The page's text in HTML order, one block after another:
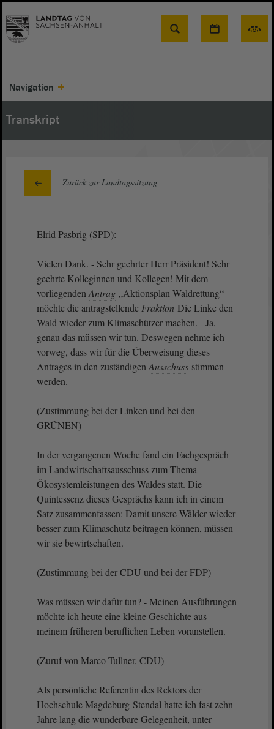
Suche
Navigation
Transkript
Zurück zur Landtagssitzung
Elrid Pasbrig (SPD):
Vielen Dank. - Sehr geehrter Herr Präsident! Sehr
geehrte Kolleginnen und Kollegen! Mit dem
vorliegenden Antrag „Aktionsplan Waldrettung“
möchte die antragstellende Fraktion Die Linke den
Wald wieder zum Klimaschützer machen. - Ja,
genau das müssen wir tun. Deswegen nehme ich
vorweg, dass wir für die Überweisung dieses
Antrages in den zuständigen Ausschuss stimmen
werden.
(Zustimmung bei der Linken und bei den
GRÜNEN)
In der vergangenen Woche fand ein Fachgespräch
im Landwirtschaftsausschuss zum Thema
Ökosystemleistungen des Waldes statt. Die
Quintessenz dieses Gesprächs kann ich in einem
Satz zusammenfassen: Damit unsere Wälder wieder
besser zum Klimaschutz beitragen können, müssen
wir sie bewirtschaften.
(Zustimmung bei der CDU und bei der FDP)
Was müssen wir dafür tun? - Meinen Ausführungen
möchte ich heute eine kleine Geschichte aus
meinem früheren beruflichen Leben voranstellen.
(Zuruf von Marco Tullner, CDU)
Als persönliche Referentin des Rektors der
Hochschule Magdeburg-Stendal hatte ich fast zehn
Jahre lang die wunderbare Gelegenheit, unter